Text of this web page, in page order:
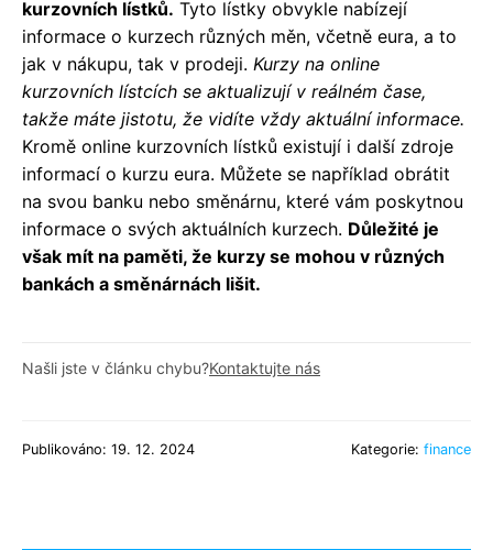
kurzovních lístků. Tyto lístky obvykle nabízejí
informace o kurzech různých měn, včetně eura, a to
jak v nákupu, tak v prodeji. Kurzy na online
kurzovních lístcích se aktualizují v reálném čase,
takže máte jistotu, že vidíte vždy aktuální informace.
Kromě online kurzovních lístků existují i další zdroje
informací o kurzu eura. Můžete se například obrátit
na svou banku nebo směnárnu, které vám poskytnou
informace o svých aktuálních kurzech. Důležité je
však mít na paměti, že kurzy se mohou v různých
bankách a směnárnách lišit.
Našli jste v článku chybu?Kontaktujte nás
Publikováno: 19. 12. 2024 Kategorie: finance